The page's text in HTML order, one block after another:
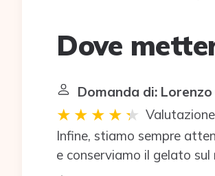
Dove
Domanda di:
Infine, stiamo sempre
e conserviamo il gelato sul